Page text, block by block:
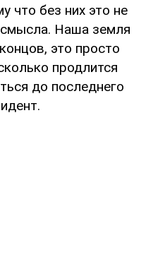
что без них это не
смысла. Наша земля
это просто
продлится
до последнего